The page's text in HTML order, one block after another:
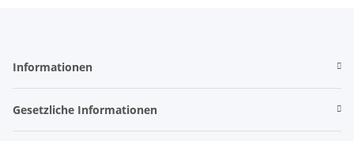
Informationen
Gesetzliche Informationen